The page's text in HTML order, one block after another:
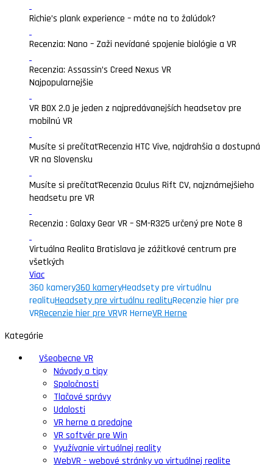
Richie’s plank experience – máte na to žalúdok?
Recenzia: Nano – Zaži nevídané spojenie biológie a VR
Recenzia: Assassin’s Creed Nexus VR
Najpopularnejšie
VR BOX 2.0 je jeden z najpredávanejších headsetov pre
mobilnú VR
Musíte si prečítaťRecenzia HTC Vive, najdrahšia a dostupná
VR na Slovensku
Musíte si prečítaťRecenzia Oculus Rift CV, najznámejšieho
headsetu pre VR
Recenzia : Galaxy Gear VR – SM-R325 určený pre Note 8
Virtuálna Realita Bratislava je zážitkové centrum pre
všetkých
Viac
360 kamery360 kameryHeadsety pre virtuálnu
realituHeadsety pre virtuálnu realituRecenzie hier pre
VRRecenzie hier pre VRVR HerneVR Herne
Kategórie
Všeobecne VR
Návody a tipy
Spoločnosti
Tlačové správy
Udalosti
VR herne a predajne
VR softvér pre Win
Využívanie virtuálnej reality
WebVR - webové stránky vo virtuálnej realite